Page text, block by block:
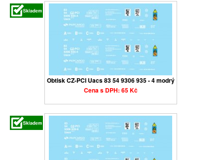
Obtisk CZ-PCI Uacs 83 54 9306 935 - 4 modrý
Cena s DPH: 65 Kč